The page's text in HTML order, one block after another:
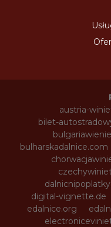
austria-
bilet-
bulharskadalnice.com
digital-vignette.de
edalnice.org